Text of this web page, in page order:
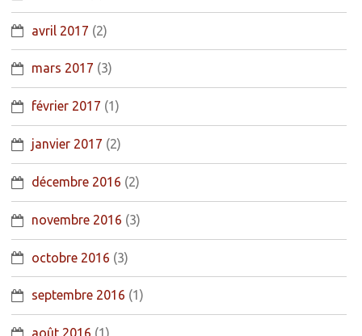
avril 2017 (2)
mars 2017 (3)
février 2017 (1)
janvier 2017 (2)
décembre 2016 (2)
novembre 2016 (3)
octobre 2016 (3)
septembre 2016 (1)
août 2016 (1)